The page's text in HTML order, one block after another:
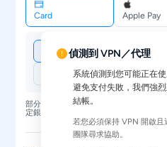
Card Apple Pay
部分支付方式可能需要驗證您的環境，
定銀行卡。若不支援，將自動切換為信用
偵測到 VPN／代理
系統偵測到您可能正在
避免支付失敗，我們強
結帳。
若您必須保持 VPN 開啟且
團隊尋求協助。